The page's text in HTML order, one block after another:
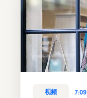
视频 7:09